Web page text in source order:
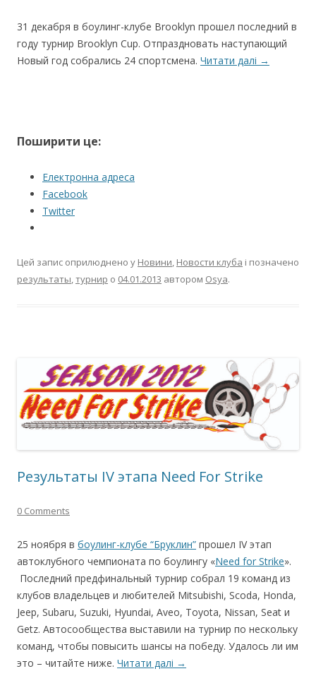
31 декабря в боулинг-клубе Brooklyn прошел последний в
году турнир Brooklyn Cup. Отпраздновать наступающий
Новый год собрались 24 спортсмена. Читати далі →
Поширити це:
Електронна адреса
Facebook
Twitter
Цей запис оприлюднено у Новини, Новости клуба і позначено
результаты,турнир о 04.01.2013 автором Osya.
Результаты IV этапа Need For Strike
0 Comments
25 ноября в боулинг-клубе “Бруклин” прошел IV этап
автоклубного чемпионата по боулингу «Need for Strike».
Последний предфинальный турнир собрал 19 команд из
клубов владельцев и любителей Mitsubishi, Scoda, Honda,
Jeep, Subaru, Suzuki, Hyundai, Aveo, Toyota, Nissan, Seat и
Getz. Автосообщества выставили на турнир по нескольку
команд, чтобы повысить шансы на победу. Удалось ли им
это – читайте ниже. Читати далі →